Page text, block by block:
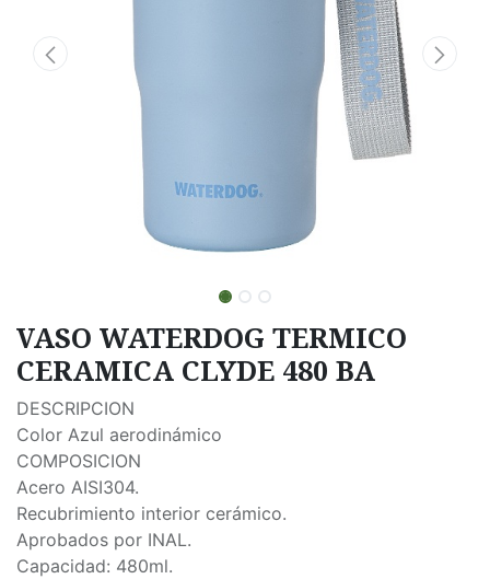
VASO WATERDOG TERMICO
CERAMICA CLYDE 480 BA
DESCRIPCION
Color Azul aerodinámico
COMPOSICION
Acero AISI304.
Recubrimiento interior cerámico.
Aprobados por INAL.
Capacidad: 480ml.